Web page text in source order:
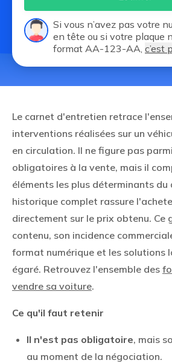
Si vous n’avez pas votre
en tête ou si votre plaque
format AA-123-AA, c’est
Le carnet d'entretien retrace
interventions réalisées sur un
en circulation. Il ne figure pas
obligatoires à la vente, mais il
éléments les plus déterminants du
historique complet rassure
directement sur le prix obtenu. Ce
contenu, son incidence
format numérique et les solutions
égaré. Retrouvez l'ensemble des
vendre sa voiture.
Ce qu'il faut retenir
Il n'est pas obligatoire, mais
au moment de la négociation.